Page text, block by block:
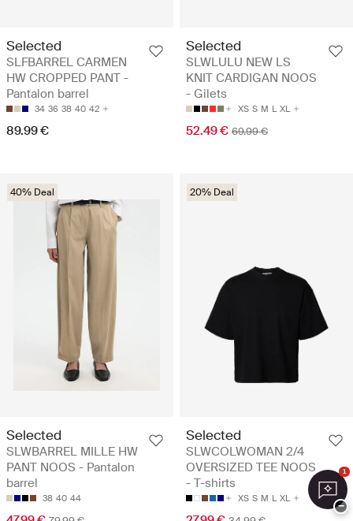
Selected
SLFBARREL CARMEN
HW CROPPED PANT -
Pantalon barrel
34 36 38 40 42
89.99 €
Selected
SLWLULU NEW LS
KNIT CARDIGAN NOOS
- Gilets
XS S M L XL
52.49 € 69.99 €
40% Deal
Selected
SLWBARREL MILLE HW
PANT NOOS - Pantalon
barrel
38 40 44
20% Deal
Selected
SLWCOLWOMAN 2/4
OVERSIZED TEE NOOS
- T-shirts
XS S M L XL
1
−